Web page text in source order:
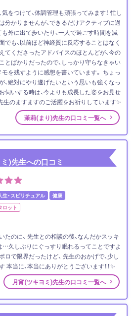
をつけて、体調管理も頑張ってみます！ 忙し
分かりませんが、できるだけアクティブに過
外に出て歩いたり、一人で過ごす時間を減
でも、以前ほど神経質に反応することはなく
てくださったアドバイスのほとんどが、今の
とばかりだったので、しっかり守らなきゃい
モを残すように感想を書いています。 ちょっ
、絶対にやり遂げたいという思いも強くなっ
伺いする時は、今よりも成長した姿をお見せ
生のますますのご活躍をお祈りしています✨
茉莉(まり)先生の口コミ一覧へ
)先生への口コミ
生・スピリチュアル 健康
ロット
のに、 先生との相談の後、なんだかスッキ
…久しぶりにぐっすり眠れるってことですよ
で限界だったけど、 先生のおかげで、少し
当に、本当にありがとうございます！！✨
月宵(ツキヨミ)先生の口コミ一覧へ